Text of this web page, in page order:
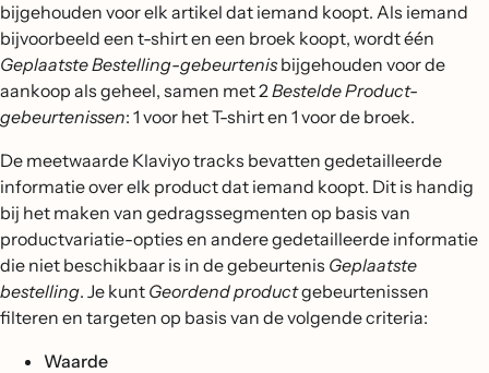
bijgehouden voor elk artikel dat iemand koopt. Als iemand
bijvoorbeeld een t-shirt en een broek koopt, wordt één
Geplaatste Bestelling-gebeurtenisbijgehouden voor de
aankoop als geheel, samen met 2Bestelde Product-
gebeurtenissen: 1 voor het T-shirt en 1 voor de broek.
De meetwaarde Klaviyo tracks bevatten gedetailleerde
informatie over elk product dat iemand koopt. Dit is handig
bij het maken van gedragssegmenten op basis van
productvariatie-opties en andere gedetailleerde informatie
die niet beschikbaar is in de gebeurtenis Geplaatste
bestelling. Je kunt Geordend productgebeurtenissen
filteren en targeten op basis van de volgende criteria:
Waarde